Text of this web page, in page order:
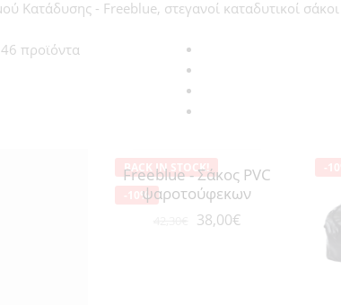
Κατάδυσης - Freeblue, στεγανοί καταδυτικοί
προϊόντα
BACK IN STOCK!
-10%
Freeblue - Σάκος PVC
ψαροτούφεκων
38,00€
-